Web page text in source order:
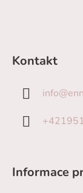
Kontakt
info@
Informace